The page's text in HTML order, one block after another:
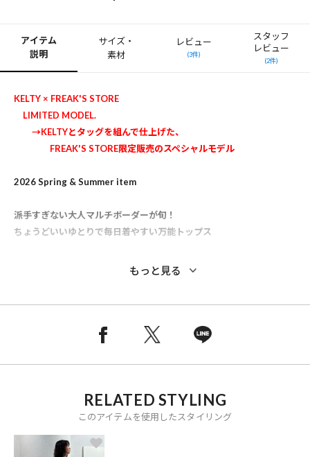
アイテム
説明
サイズ・
素材
レビュー
(3件)
スタッフ
レビュー
(2件)
KELTY × FREAK'S STORE
LIMITED MODEL.
→KELTYとタッグを組んで仕上げた、
FREAK'S STORE限定販売のスペシャルモデル
2026 Spring & Summer item
派手すぎない大人マルチボーダーが旬！
ちょうどいいゆとりで毎日着やすい万能トップス
●落ち着いた配色のマルチボーダーデザイン
●二の腕を自然にカバーする長めの袖丈も嬉しい
●胸元の三角ロゴがさりげないアクセント
■シリーズ商品
1316124600058：別注半袖Tシャツワンピース
もっと見る
RELATED STYLING
このアイテムを使用したスタイリング